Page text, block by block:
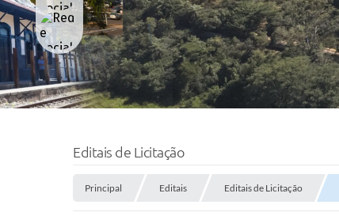
Editais de Licitação
Principal Editais Editais de Licitação